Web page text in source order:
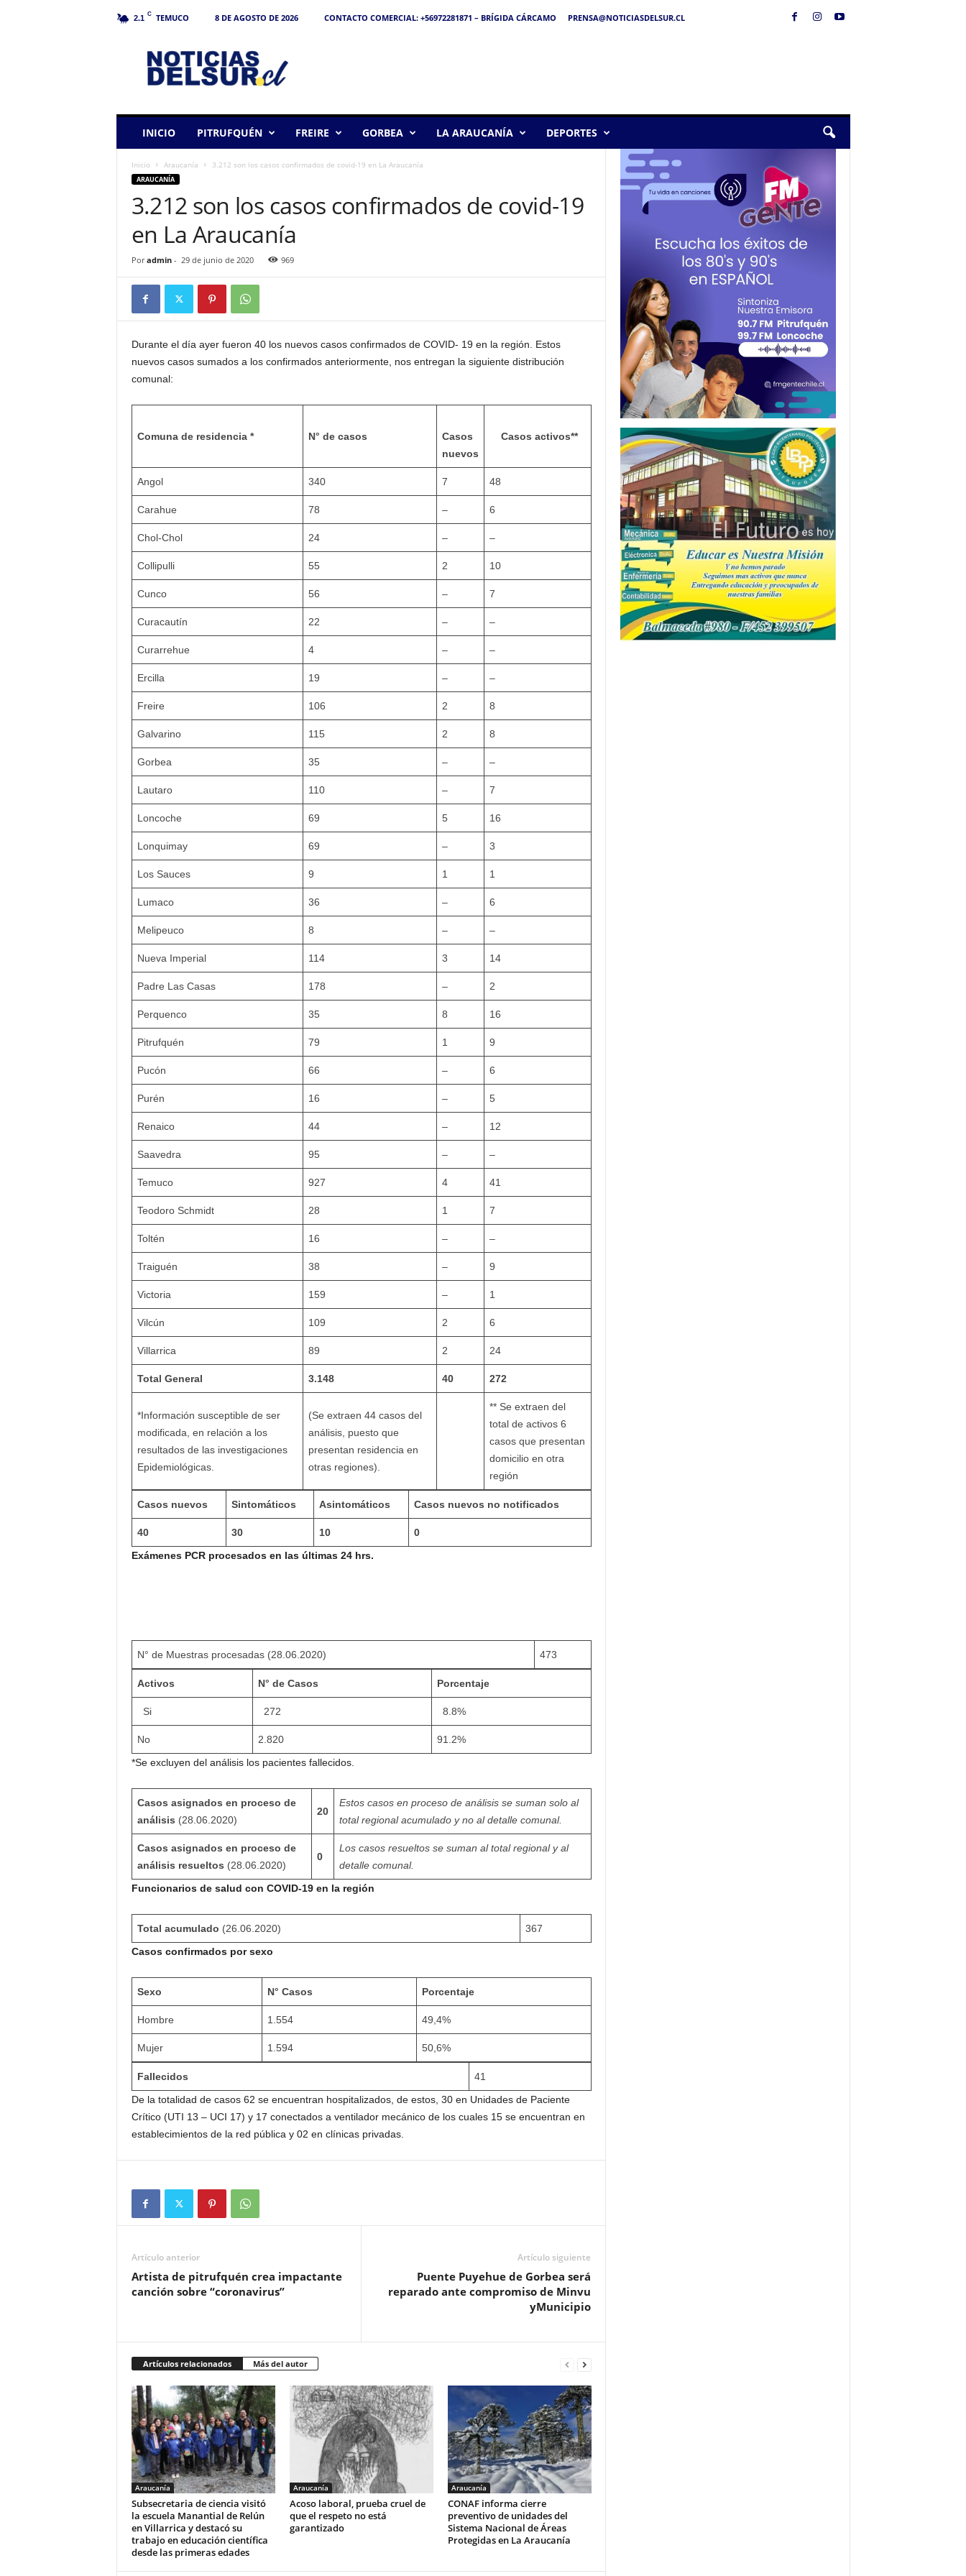
2.1 C TEMUCO 8 DE AGOSTO DE 2026 CONTACTO COMERCIAL: +56972281871 – BRÍGIDA CÁRCAMO
PRENSA@NOTICIASDELSUR.CL
INICIO PITRUFQUÉN FREIRE GORBEA LA ARAUCANÍA DEPORTES
Inicio Araucanía 3.212 son los casos confirmados de covid-19 en La Araucanía
ARAUCANÍA
3.212 son los casos confirmados de covid-19
en La Araucanía
Por admin- 29 de junio de 2020 969
Durante el día ayer fueron 40 los nuevos casos confirmados de COVID- 19 en la región. Estos
nuevos casos sumados a los confirmados anteriormente, nos entregan la siguiente distribución
comunal:
Comuna de residencia * N° de casos
Casos
nuevos
Casos activos**
Angol 340 7 48
Carahue 78 – 6
Chol-Chol 24 – –
Collipulli 55 2 10
Cunco 56 – 7
Curacautín 22 – –
Curarrehue 4 – –
Ercilla 19 – –
Freire 106 2 8
Galvarino 115 2 8
Gorbea 35 – –
Lautaro 110 – 7
Loncoche 69 5 16
Lonquimay 69 – 3
Los Sauces 9 1 1
Lumaco 36 – 6
Melipeuco 8 – –
Nueva Imperial 114 3 14
Padre Las Casas 178 – 2
Perquenco 35 8 16
Pitrufquén 79 1 9
Pucón 66 – 6
Purén 16 – 5
Renaico 44 – 12
Saavedra 95 – –
Temuco 927 4 41
Teodoro Schmidt 28 1 7
Toltén 16 – –
Traiguén 38 – 9
Victoria 159 – 1
Vilcún 109 2 6
Villarrica 89 2 24
Total General 3.148 40 272
*Información susceptible de ser
modificada, en relación a los
resultados de las investigaciones
Epidemiológicas.
(Se extraen 44 casos del
análisis, puesto que
presentan residencia en
otras regiones).
** Se extraen del
total de activos 6
casos que presentan
domicilio en otra
región
Casos nuevos Sintomáticos Asintomáticos Casos nuevos no notificados
40 30 10
0
Exámenes PCR procesados en las últimas 24 hrs.
N° de Muestras procesadas (28.06.2020) 473
Activos N° de Casos Porcentaje
Si 272 8.8%
No 2.820
91.2%
*Se excluyen del análisis los pacientes fallecidos.
Casos asignados en proceso de
análisis (28.06.2020)
20
Estos casos en proceso de análisis se suman solo al
total regional acumulado y no al detalle comunal.
Casos asignados en proceso de
análisis resueltos (28.06.2020)
0
Los casos resueltos se suman al total regional y al
detalle comunal.
Funcionarios de salud con COVID-19 en la región
Total acumulado (26.06.2020)
367
Casos confirmados por sexo
Sexo N° Casos Porcentaje
Hombre 1.554 49,4%
Mujer 1.594 50,6%
Fallecidos
41
De la totalidad de casos 62 se encuentran hospitalizados, de estos, 30 en Unidades de Paciente
Crítico (UTI 13 – UCI 17) y 17 conectados a ventilador mecánico de los cuales 15 se encuentran en
establecimientos de la red pública y 02 en clínicas privadas.
Artículo anterior
Artista de pitrufquén crea impactante
canción sobre “coronavirus”
Artículo siguiente
Puente Puyehue de Gorbea será
reparado ante compromiso de Minvu
yMunicipio
Artículos relacionados Más del autor
Araucanía
Subsecretaria de ciencia visitó
la escuela Manantial de Relún
en Villarrica y destacó su
trabajo en educación científica
desde las primeras edades
Araucanía
Acoso laboral, prueba cruel de
que el respeto no está
garantizado
Araucanía
CONAF informa cierre
preventivo de unidades del
Sistema Nacional de Áreas
Protegidas en La Araucanía